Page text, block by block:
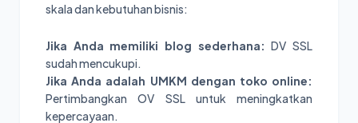
skala dan kebutuhan bisnis:
Jika Anda memiliki blog sederhana: DV SSL
sudah mencukupi.
Jika Anda adalah UMKM dengan toko online:
Pertimbangkan OV SSL untuk meningkatkan
kepercayaan.